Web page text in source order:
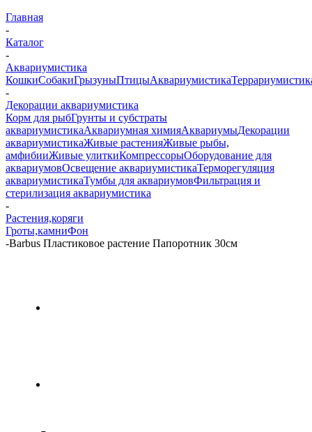
Главная
-
Каталог
-
Аквариумистика
КошкиСобакиГрызуныПтицыАквариумистика
-
Декорации аквариумистика
Корм для рыбГрунты и субстраты
аквариумистикаАквариумная химияАквариумыДекорации
аквариумистикаЖивые растенияЖивые рыбы,
амфибииЖивые улиткиКомпрессорыОборудование для
аквариумовОсвещение аквариумистикаТерморегуляция
аквариумистикаТумбы для аквариумовФильтрация и
стерилизация аквариумистика
-
Растения,коряги
Гроты,камниФон
-Barbus Пластиковое растение Папоротник 30см